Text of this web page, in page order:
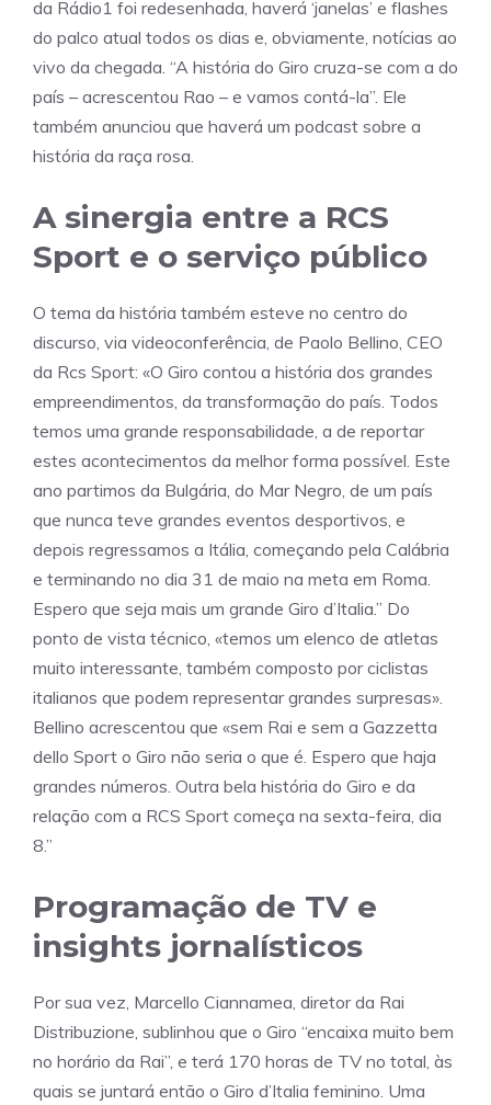
da Rádio1 foi redesenhada, haverá ‘janelas’ e flashes
do palco atual todos os dias e, obviamente, notícias ao
vivo da chegada. “A história do Giro cruza-se com a do
país – acrescentou Rao – e vamos contá-la”. Ele
também anunciou que haverá um podcast sobre a
história da raça rosa.
A sinergia entre a RCS
Sport e o serviço público
O tema da história também esteve no centro do
discurso, via videoconferência, de Paolo Bellino, CEO
da Rcs Sport: «O Giro contou a história dos grandes
empreendimentos, da transformação do país. Todos
temos uma grande responsabilidade, a de reportar
estes acontecimentos da melhor forma possível. Este
ano partimos da Bulgária, do Mar Negro, de um país
que nunca teve grandes eventos desportivos, e
depois regressamos a Itália, começando pela Calábria
e terminando no dia 31 de maio na meta em Roma.
Espero que seja mais um grande Giro d’Italia.” Do
ponto de vista técnico, «temos um elenco de atletas
muito interessante, também composto por ciclistas
italianos que podem representar grandes surpresas».
Bellino acrescentou que «sem Rai e sem a Gazzetta
dello Sport o Giro não seria o que é. Espero que haja
grandes números. Outra bela história do Giro e da
relação com a RCS Sport começa na sexta-feira, dia
8.”
Programação de TV e
insights jornalísticos
Por sua vez, Marcello Ciannamea, diretor da Rai
Distribuzione, sublinhou que o Giro “encaixa muito bem
no horário da Rai”, e terá 170 horas de TV no total, às
quais se juntará então o Giro d’Italia feminino. Uma